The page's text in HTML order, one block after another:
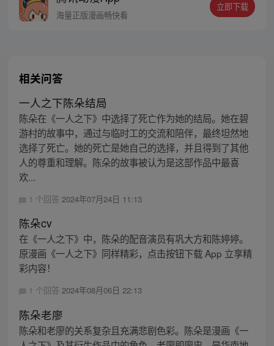
同踏上“异人”之旅。
海量正版漫画畅快看
立即下载
相关问答
一人之下陈朵结局
陈朵在《一人之下》中选择了死亡作为她的结局。她在碧
游村的故事中，通过与临时工的交流和陪伴，最终坦然地
选择了死亡。她的死亡是她自己的选择，并且得到了其他
人的尊重和理解。陈朵的故事被认为是这部作品中最喜
欢...
1 个回答 2024年07月24日 11:13
陈朵cv
在《一人之下》中，陈朵的配音演员有巩大方和陈婷婷。
原漫画《一人之下》同样精彩，点击按钮下载 App 立享精
彩内容！
1 个回答 2024年08月06日 22:13
陈朵老廖
陈朵和老廖的关系复杂且充满悲剧色彩。陈朵是漫画《一